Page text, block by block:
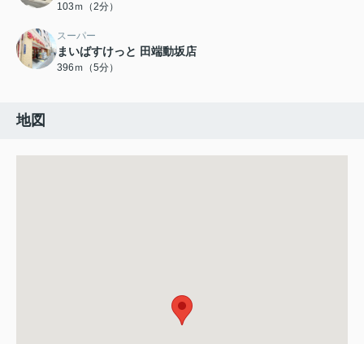
103ｍ（2分）
スーパー
まいばすけっと 田端動坂店
396ｍ（5分）
地図